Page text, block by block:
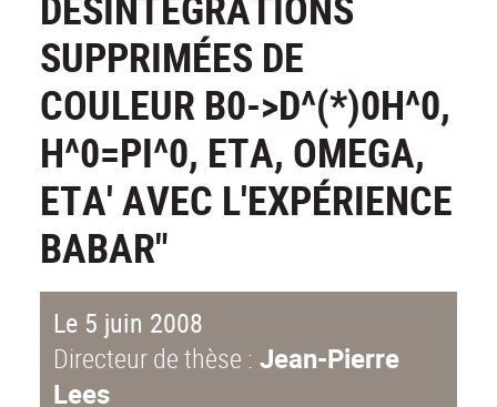
SUPPRIMÉES DE
COULEUR B0->D^(*)0H^0,
H^0=PI^0, ETA, OMEGA,
ETA' AVEC L'EXPÉRIENCE
BABAR"
Le 5 juin 2008
Directeur de thèse : Jean-Pierre
Lees